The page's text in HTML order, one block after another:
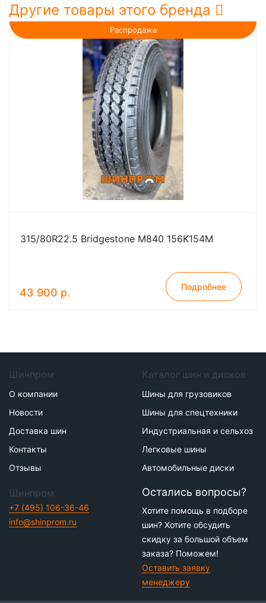
Другие товары этого бренда
Распродажа
315/80R22.5 Bridgestone M840 156K154M
43 900 р. Подробнее
Шинпром
О компании
Новости
Доставка шин
Контакты
Отзывы
Каталог шин и дисков
Шины для грузовиков
Шины для спецтехники
Индустриальная и сельхоз
Легковые шины
Автомобильные диски
Шинпром
+7 (495) 106-36-46
info@shinprom.ru
Остались вопросы?
Хотите помощь в подборе
шин? Хотите обсудить
скидку за большой объем
заказа? Поможем!
Оставить заявку
менеджеру